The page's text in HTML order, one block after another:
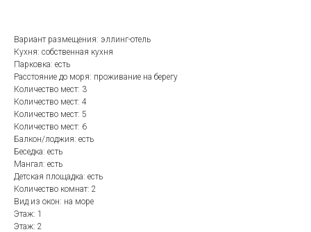
Вариант размещения: эллинг-отель
Кухня: собственная кухня
Парковка: есть
Расстояние до моря: проживание на берегу
Количество мест: 3
Количество мест: 4
Количество мест: 5
Количество мест: 6
Балкон/лоджия: есть
Беседка: есть
Мангал: есть
Детская площадка: есть
Количество комнат: 2
Вид из окон: на море
Этаж: 1
Этаж: 2